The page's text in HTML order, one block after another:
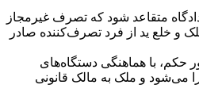
متقاعد شود که تصرف غیرمجاز
و خلع ید از فرد تصرف‌کننده صادر
حکم، با هماهنگی دستگاه‌های
می‌شود و ملک به مالک قانونی